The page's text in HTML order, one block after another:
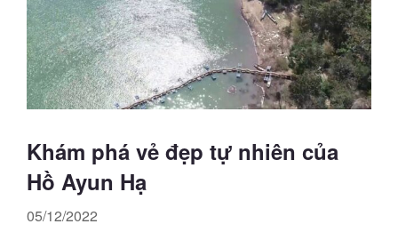
Khám phá vẻ đẹp tự nhiên của
Hồ Ayun Hạ
05/12/2022